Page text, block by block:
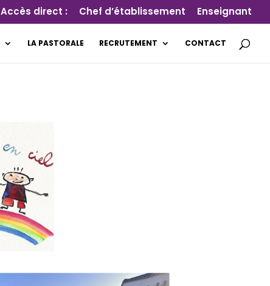
Accès direct : Chef d’établissement Enseignant
LA PASTORALE RECRUTEMENT CONTACT